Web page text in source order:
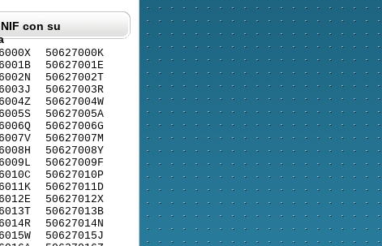
con su
50627000K
50627001E
50627002T
50627003R
50627004W
50627005A
50627006G
50627007M
50627008Y
50627009F
50627010P
50627011D
50627012X
50627013B
50627014N
50627015J